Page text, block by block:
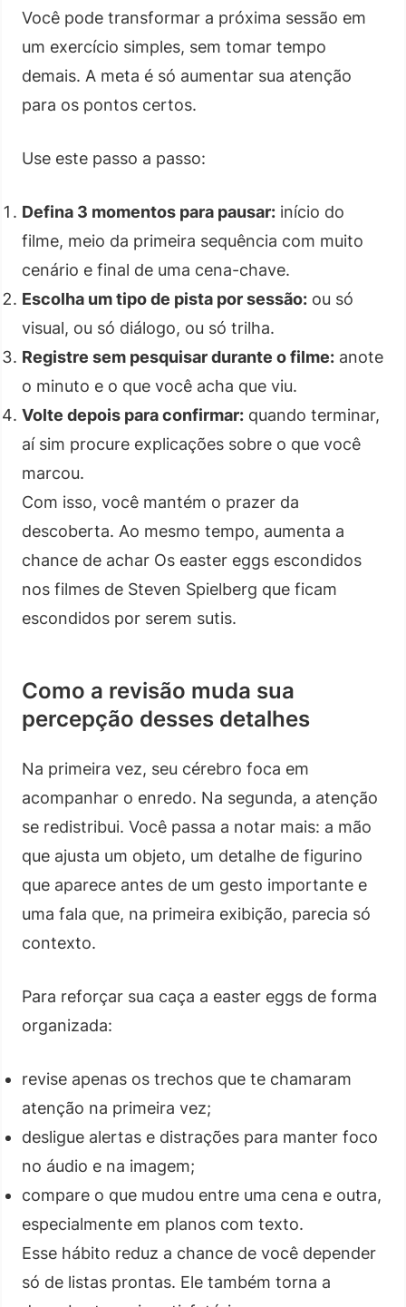
Você pode transformar a próxima sessão em
um exercício simples, sem tomar tempo
demais. A meta é só aumentar sua atenção
para os pontos certos.
Use este passo a passo:
Defina 3 momentos para pausar: início do
filme, meio da primeira sequência com muito
cenário e final de uma cena-chave.
Escolha um tipo de pista por sessão: ou só
visual, ou só diálogo, ou só trilha.
Registre sem pesquisar durante o filme: anote
o minuto e o que você acha que viu.
Volte depois para confirmar: quando terminar,
aí sim procure explicações sobre o que você
marcou.
Com isso, você mantém o prazer da
descoberta. Ao mesmo tempo, aumenta a
chance de achar Os easter eggs escondidos
nos filmes de Steven Spielberg que ficam
escondidos por serem sutis.
Como a revisão muda sua
percepção desses detalhes
Na primeira vez, seu cérebro foca em
acompanhar o enredo. Na segunda, a atenção
se redistribui. Você passa a notar mais: a mão
que ajusta um objeto, um detalhe de figurino
que aparece antes de um gesto importante e
uma fala que, na primeira exibição, parecia só
contexto.
Para reforçar sua caça a easter eggs de forma
organizada:
revise apenas os trechos que te chamaram
atenção na primeira vez;
desligue alertas e distrações para manter foco
no áudio e na imagem;
compare o que mudou entre uma cena e outra,
especialmente em planos com texto.
Esse hábito reduz a chance de você depender
só de listas prontas. Ele também torna a